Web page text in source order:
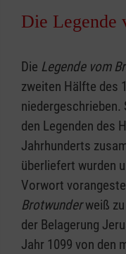
Die Legende
Die Legende vom
zweiten Hälfte des
niedergeschrieben.
den Legenden des
Jahrhunderts
überliefert wurden
Vorwort
Brotwunderweiß zu
der Belagerung
Jahr 1099 von den